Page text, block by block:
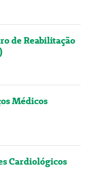
de Reabilitação
Médicos
Cardiológicos